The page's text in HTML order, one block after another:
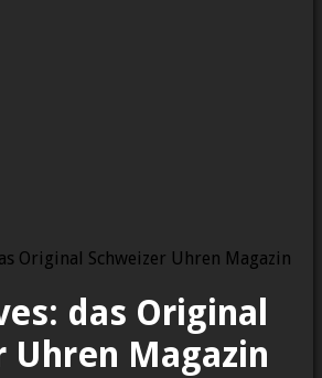
Original Schweizer Uhren Magazin
das Original
Uhren Magazin